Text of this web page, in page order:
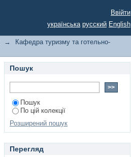
Ввійти
українська русский English
→
Кафедра туризму та готельно-
Пошук
Пошук
По цій колекції
Розширений пошук
Перегляд